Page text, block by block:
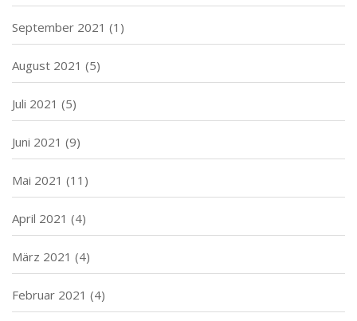
September 2021 (1)
August 2021 (5)
Juli 2021 (5)
Juni 2021 (9)
Mai 2021 (11)
April 2021 (4)
März 2021 (4)
Februar 2021 (4)